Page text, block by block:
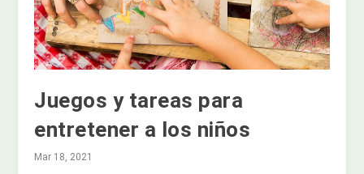
Juegos y tareas para
entretener a los niños
Mar 18, 2021